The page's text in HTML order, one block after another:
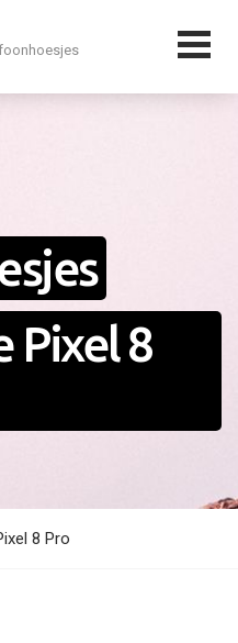
Pixel 8
8 Pro